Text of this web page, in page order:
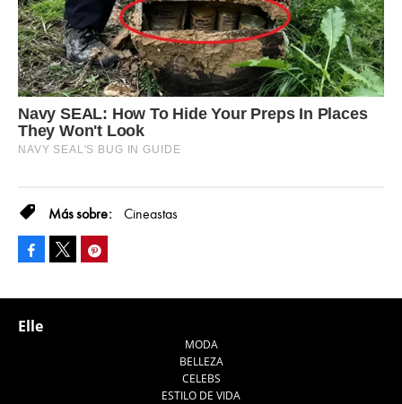
Cineastas
Facebook
Elle
MODA
BELLEZA
CELEBS
ESTILO DE VIDA